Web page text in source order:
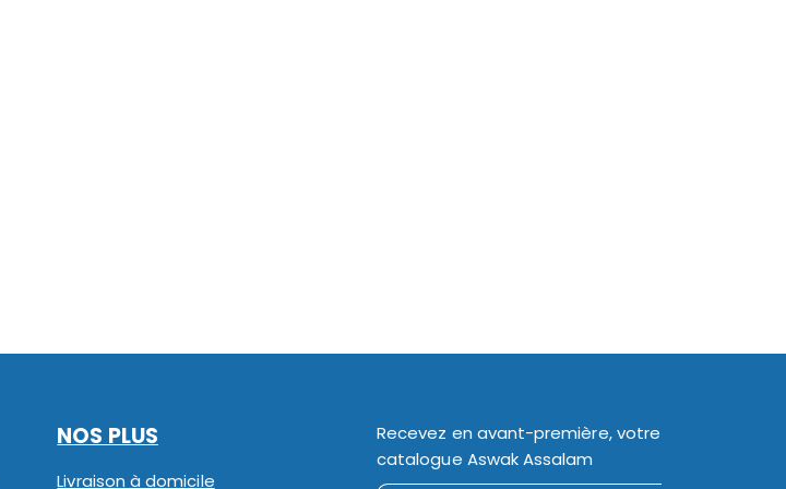
NOS PLUS
Livraison à domicile
Recevez en avant-première, votre
catalogue Aswak Assalam